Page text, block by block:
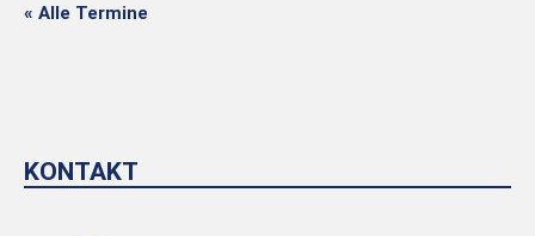
« Alle Termine
KONTAKT